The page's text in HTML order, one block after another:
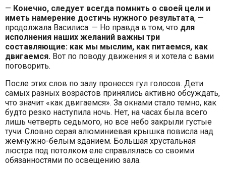
— Конечно, следует всегда помнить о своей цели и
иметь намерение достичь нужного результата, —
продолжала Василиса. — Но правда в том, что для
исполнения наших желаний важны три
составляющие: как мы мыслим, как питаемся, как
двигаемся. Вот по поводу движения я и хотела с вами
поговорить.
После этих слов по залу пронесся гул голосов. Дети
самых разных возрастов принялись активно обсуждать,
что значит «как двигаемся». За окнами стало темно, как
будто резко наступила ночь. Нет, на часах была всего
лишь четверть седьмого, но все небо закрыли густые
тучи. Словно серая алюминиевая крышка повисла над
жемчужно-белым зданием. Большая хрустальная
люстра под потолком еле справлялась со своими
обязанностями по освещению зала.